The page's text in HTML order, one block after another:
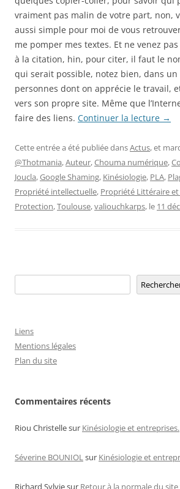
vraiment pas malin de votre part, non,
aussi simple pour moi de vous
me pomper mes textes. Et ne venez
à la citation, hin, pour citer, il faut le
qui serait possible, notez bien, dans
personnes dont on apprécie le travail,
vers son propre site. Même que
faire des liens. Continuer la lecture →
Cette entrée a été publiée dansActus, et
@Thotmania,Auteur,Chouma numérique,
Joucla,Google Shaming, Kinésiologie, PLA,
Propriété intellectuelle, Propriété Littéraire
Protection,Toulouse,valiouchkarps, le 11
Liens
Mentions légales
Plan du site
Commentaires récents
Riou Christellesur Kinésiologie et entreprises.
Séverine BOUNIOLsur Kinésiologie et
Richard Sylviesur Retour à la normale du site